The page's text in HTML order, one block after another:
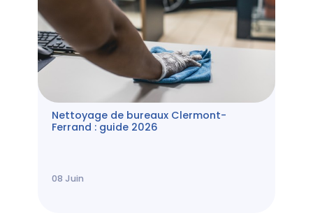
Nettoyage de bureaux Clermont-
Ferrand : guide 2026
08 Juin